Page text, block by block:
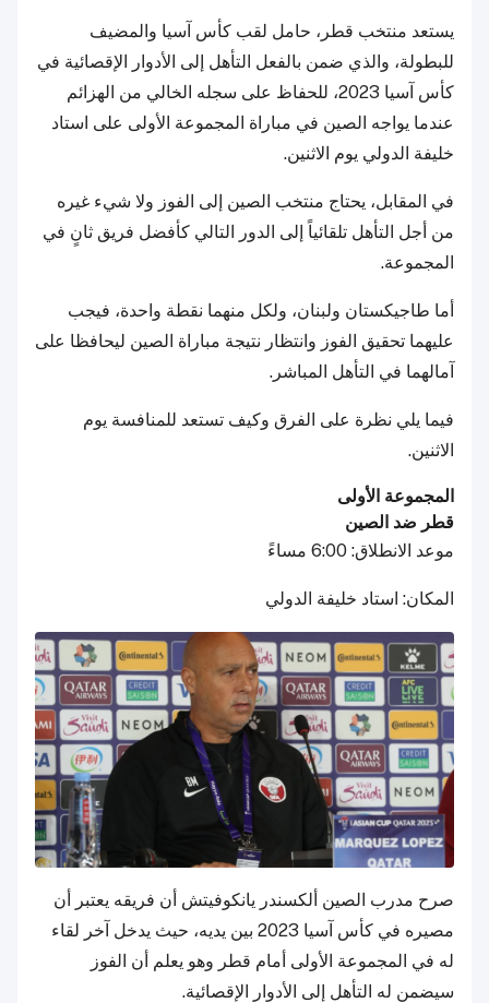
يستعد منتخب قطر، حامل لقب كأس آسيا والمضيف
للبطولة، والذي ضمن بالفعل التأهل إلى الأدوار الإقصائية في
كأس آسيا 2023، للحفاظ على سجله الخالي من الهزائم
عندما يواجه الصين في مباراة المجموعة الأولى على استاد
خليفة الدولي يوم الاثنين.
في المقابل، يحتاج منتخب الصين إلى الفوز ولا شيء غيره
من أجل التأهل تلقائياً إلى الدور التالي كأفضل فريق ثانٍ في
المجموعة.
أما طاجيكستان ولبنان، ولكل منهما نقطة واحدة، فيجب
عليهما تحقيق الفوز وانتظار نتيجة مباراة الصين ليحافظا على
آمالهما في التأهل المباشر.
فيما يلي نظرة على الفرق وكيف تستعد للمنافسة يوم
الاثنين.
المجموعة الأولى
قطر ضد الصين
موعد الانطلاق: 6:00 مساءً
المكان: استاد خليفة الدولي
صرح مدرب الصين ألكسندر يانكوفيتش أن فريقه يعتبر أن
مصيره في كأس آسيا 2023 بين يديه، حيث يدخل آخر لقاء
له في المجموعة الأولى أمام قطر وهو يعلم أن الفوز
سيضمن له التأهل إلى الأدوار الإقصائية.